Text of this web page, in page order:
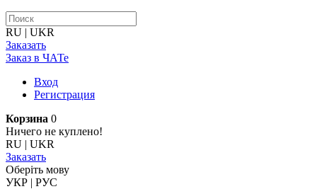
RU | UKR
Заказать
Заказ в ЧАТе
Вход
Регистрация
Корзина 0
Ничего не куплено!
RU | UKR
Заказать
Оберiть мову
УКР | РУС